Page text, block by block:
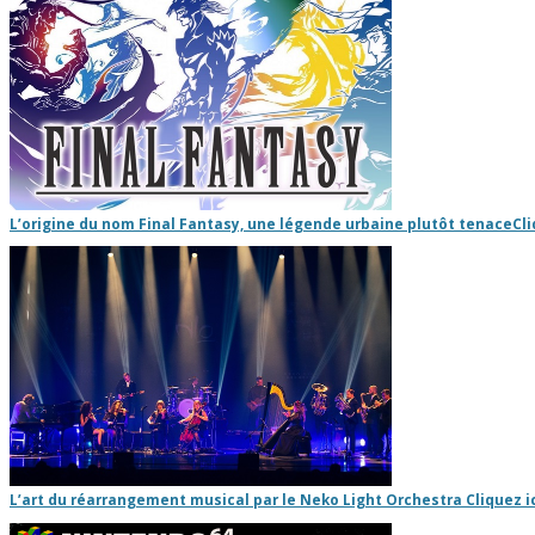
L’origine du nom Final Fantasy, une légende urbaine plutôt tenace
L’art du réarrangement musical par le Neko Light Orchestra Cliquez